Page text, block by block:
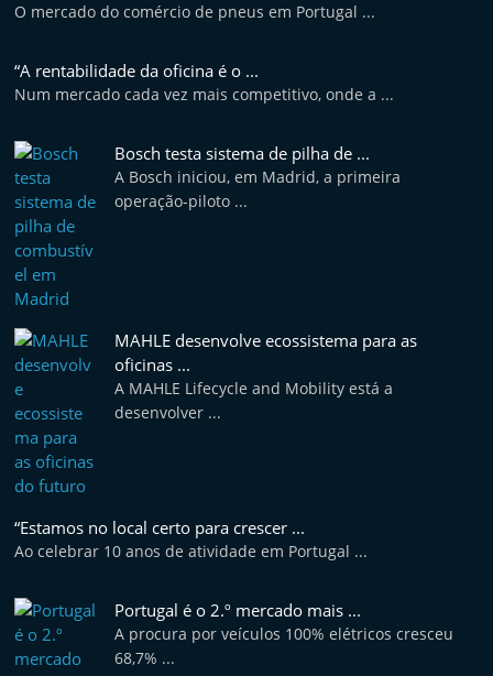
O mercado do comércio de pneus em Portugal ...
“A rentabilidade da oficina é o ...
Num mercado cada vez mais competitivo, onde a ...
Bosch testa sistema de pilha de ...
A Bosch iniciou, em Madrid, a primeira
operação-piloto ...
MAHLE desenvolve ecossistema para as
oficinas ...
A MAHLE Lifecycle and Mobility está a
desenvolver ...
“Estamos no local certo para crescer ...
Ao celebrar 10 anos de atividade em Portugal ...
Portugal é o 2.º mercado mais ...
A procura por veículos 100% elétricos cresceu
68,7% ...